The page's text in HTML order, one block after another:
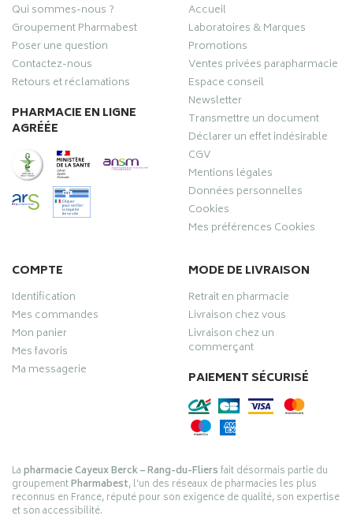
Qui sommes-nous ?
Groupement Pharmabest
Poser une question
Contactez-nous
Retours et réclamations
PHARMACIE EN LIGNE
AGRÉÉE
Accueil
Laboratoires & Marques
Promotions
Ventes privées parapharmacie
Espace conseil
Newsletter
Transmettre un document
Déclarer un effet indésirable
CGV
Mentions légales
Données personnelles
Cookies
Mes préférences Cookies
COMPTE
Identification
Mes commandes
Mon panier
Mes favoris
Ma messagerie
MODE DE LIVRAISON
Retrait en pharmacie
Livraison chez vous
Livraison chez un
commerçant
PAIEMENT SÉCURISÉ
Lapharmacie Cayeux Berck – Rang-du-Fliersfait désormais partie du
groupementPharmabest, l’un des réseaux de pharmacies les plus
reconnus en France, réputé pour son exigence de qualité, son expertise
et son accessibilité.